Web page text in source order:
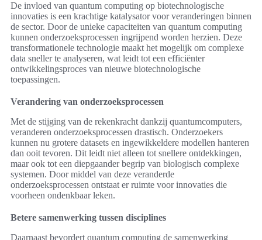
De invloed van quantum computing op biotechnologische
innovaties is een krachtige katalysator voor veranderingen binnen
de sector. Door de unieke capaciteiten van quantum computing
kunnen onderzoeksprocessen ingrijpend worden herzien. Deze
transformationele technologie maakt het mogelijk om complexe
data sneller te analyseren, wat leidt tot een efficiënter
ontwikkelingsproces van nieuwe biotechnologische
toepassingen.
Verandering van onderzoeksprocessen
Met de stijging van de rekenkracht dankzij quantumcomputers,
veranderen onderzoeksprocessen drastisch. Onderzoekers
kunnen nu grotere datasets en ingewikkeldere modellen hanteren
dan ooit tevoren. Dit leidt niet alleen tot snellere ontdekkingen,
maar ook tot een diepgaander begrip van biologisch complexe
systemen. Door middel van deze veranderde
onderzoeksprocessen ontstaat er ruimte voor innovaties die
voorheen ondenkbaar leken.
Betere samenwerking tussen disciplines
Daarnaast bevordert quantum computing de samenwerking